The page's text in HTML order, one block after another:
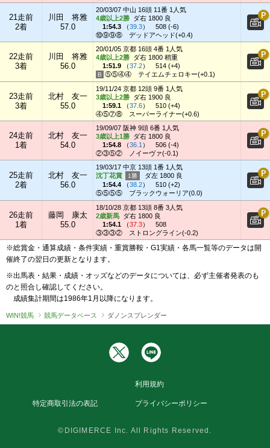
21走前
2着
川田 将雅
57.0
20/03/07 中山 16頭 11番 1人気
4歳以上2勝 ダ右 1800 良
1:54.3 （39.3）
508 (-6)
⑩⑨⑨⑧
デッドアヘッド(+0.4)
22走前
3着
川田 将雅
56.0
20/01/05 京都 16頭 4番 1人気
4歳以上2勝 ダ右 1800 稍重
1:51.9 （37.2）
514 (+4)
⑤⑤④④
テイエムチェロキー(+0.1)
23走前
3着
北村 友一
55.0
19/11/24 京都 12頭 9番 1人気
3歳以上2勝 ダ右 1900 良
1:59.1 （37.6）
510 (+4)
④⑤⑦⑧
スーパーライナー(+0.6)
24走前
1着
北村 友一
54.0
19/09/07 阪神 9頭 6番 1人気
3歳以上1勝 ダ右 1800 良
1:54.8 （36.1 ）
506 (-4)
②③⑤②
ノイーヴァ(-0.1)
25走前
2着
北村 友一
56.0
19/03/17 中京 13頭 1番 1人気
沈丁花賞
ダ左 1800 良
1:54.4 （38.2）
510 (+2)
⑤⑤⑤⑤
ブラックウォーリア(0.0)
26走前
1着
藤岡 康太
55.0
18/10/28 京都 13頭 8番 3人気
2歳新馬 ダ右 1800 良
1:54.1 （37.3）
508
③③③②
ストロングライン(-0.2)
※総賞金・通算成績・条件実績・重賞勝鞍・G1実績・各馬一覧等のデータは開
催終了の翌日の更新となります。
※出馬表・結果・成績・オッズなどのデータについては、必ず主催者発表のも
のと照合し確認してください。
成績集計期間は1986年1月以降になります。
WIN!競馬 競馬データベース ダノンスプレンダー
利用規約
特定商取引法の表記 プライバシーポリシー
©DIGIMERCE Inc. All Rights Reserved.